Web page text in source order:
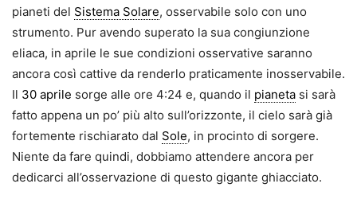
pianeti del Sistema Solare, osservabile solo con uno
strumento. Pur avendo superato la sua congiunzione
eliaca, in aprile le sue condizioni osservative saranno
ancora così cattive da renderlo praticamente inosservabile.
Il 30 aprile sorge alle ore 4:24 e, quando il pianeta si sarà
fatto appena un po’ più alto sull’orizzonte, il cielo sarà già
fortemente rischiarato dal Sole, in procinto di sorgere.
Niente da fare quindi, dobbiamo attendere ancora per
dedicarci all’osservazione di questo gigante ghiacciato.